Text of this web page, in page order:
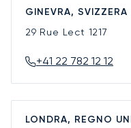
GINEVRA, SVIZZERA
29 Rue Lect 1217
+41 22 782 12 12
LONDRA, REGNO